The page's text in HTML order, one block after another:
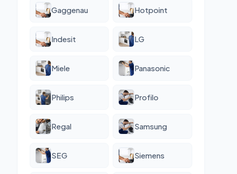
Gaggenau Hotpoint
Indesit LG
Miele Panasonic
Philips Profilo
Regal Samsung
SEG Siemens